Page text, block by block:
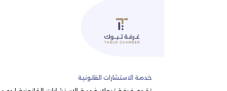
خدمة الاستشارات القانونية